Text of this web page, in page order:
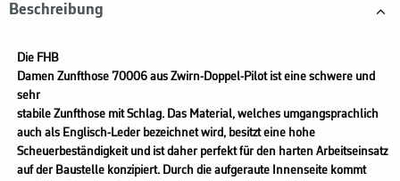
Beschreibung
Die FHB
Damen Zunfthose 70006 aus Zwirn-Doppel-Pilot ist eine schwere und
sehr
stabile Zunfthose mit Schlag. Das Material, welches umgangsprachlich
auch als Englisch-Leder bezeichnet wird, besitzt eine hohe
Scheuerbeständigkeit und ist daher perfekt für den harten Arbeitseinsatz
auf der Baustelle konzipiert. Durch die aufgeraute Innenseite kommt